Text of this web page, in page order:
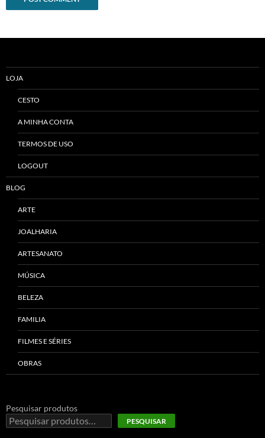
LOJA
CESTO
A MINHA CONTA
TERMOS DE USO
LOGOUT
BLOG
ARTE
JOALHARIA
ARTESANATO
MÚSICA
BELEZA
FAMILIA
FILMES E SÉRIES
OBRAS
Pesquisar produtos
PESQUISAR